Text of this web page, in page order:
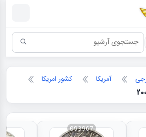
سکه شناسی
آمریکا
کشور امریکا
093967